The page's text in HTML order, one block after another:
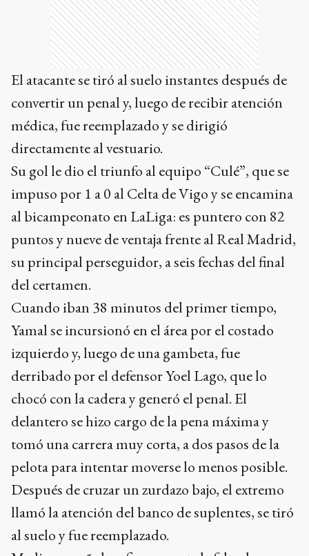
El atacante se tiró al suelo instantes después de
convertir un penal y, luego de recibir atención
médica, fue reemplazado y se dirigió
directamente al vestuario.
Su gol le dio el triunfo al equipo “Culé”, que se
impuso por 1 a 0 al Celta de Vigo y se encamina
al bicampeonato en LaLiga: es puntero con 82
puntos y nueve de ventaja frente al Real Madrid,
su principal perseguidor, a seis fechas del final
del certamen.
Cuando iban 38 minutos del primer tiempo,
Yamal se incursionó en el área por el costado
izquierdo y, luego de una gambeta, fue
derribado por el defensor Yoel Lago, que lo
chocó con la cadera y generó el penal. El
delantero se hizo cargo de la pena máxima y
tomó una carrera muy corta, a dos pasos de la
pelota para intentar moverse lo menos posible.
Después de cruzar un zurdazo bajo, el extremo
llamó la atención del banco de suplentes, se tiró
al suelo y fue reemplazado.